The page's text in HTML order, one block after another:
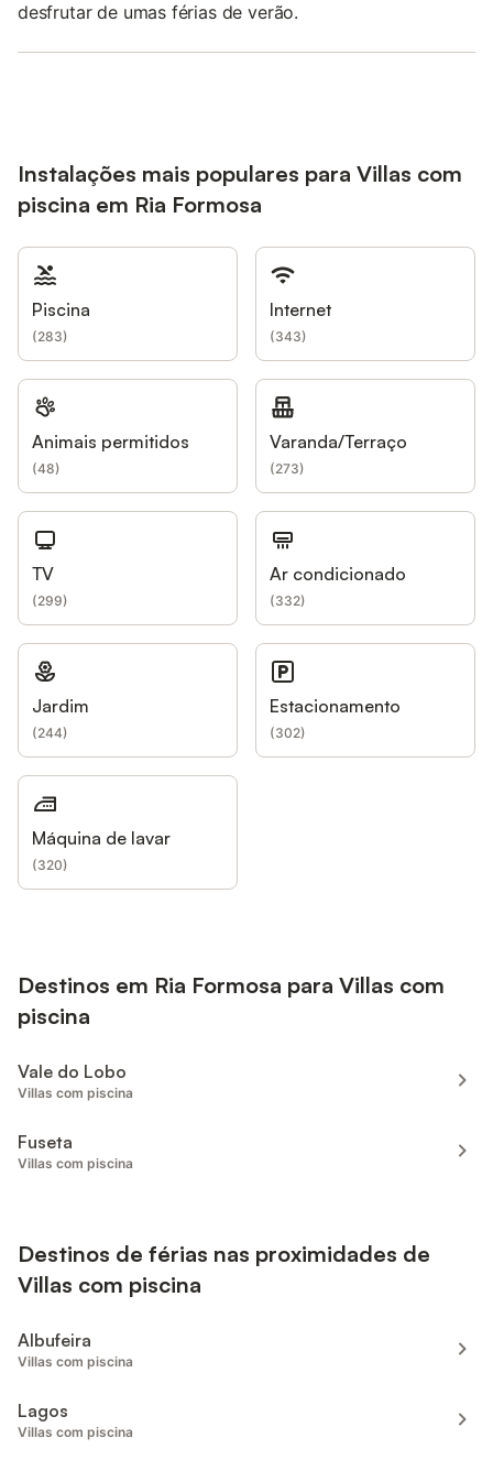
desfrutar de umas férias de verão.
Instalações mais populares para Villas com
piscina em Ria Formosa
Piscina
(283)
Internet
(343)
Animais permitidos
(48)
Varanda/Terraço
(273)
TV
(299)
Ar condicionado
(332)
Jardim
(244)
Estacionamento
(302)
Máquina de lavar
(320)
Destinos em Ria Formosa para Villas com
piscina
Vale do Lobo
Villas com piscina
Fuseta
Villas com piscina
Destinos de férias nas proximidades de
Villas com piscina
Albufeira
Villas com piscina
Lagos
Villas com piscina